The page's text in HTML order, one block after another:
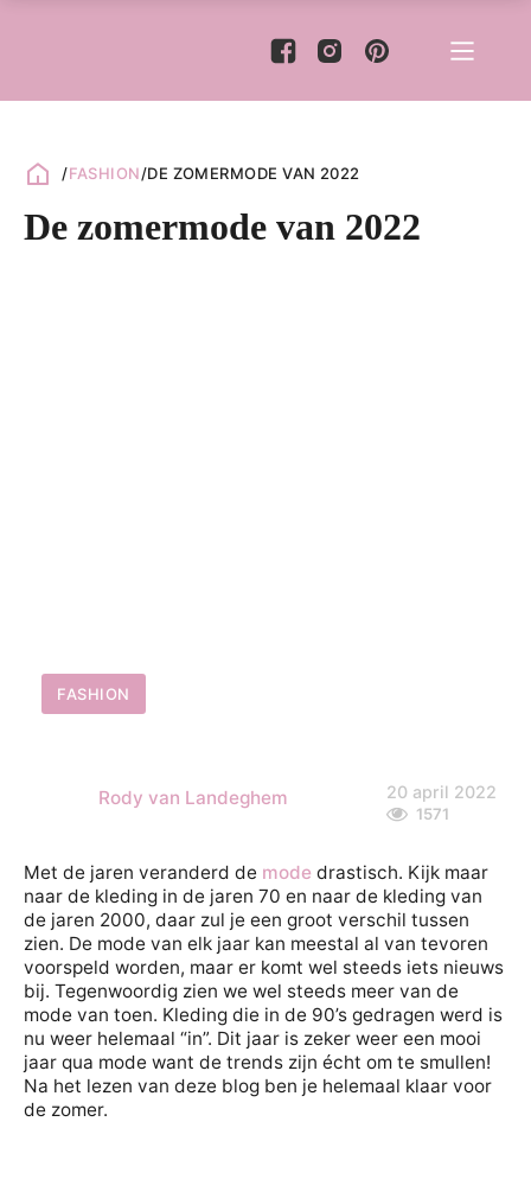
/FASHION/DE ZOMERMODE VAN 2022
De zomermode van 2022
FASHION
Rody van Landeghem 20 april 2022
1571
Met de jaren veranderd de mode drastisch. Kijk maar
naar de kleding in de jaren 70 en naar de kleding van
de jaren 2000, daar zul je een groot verschil tussen
zien. De mode van elk jaar kan meestal al van tevoren
voorspeld worden, maar er komt wel steeds iets nieuws
bij. Tegenwoordig zien we wel steeds meer van de
mode van toen. Kleding die in de 90’s gedragen werd is
nu weer helemaal “in”. Dit jaar is zeker weer een mooi
jaar qua mode want de trends zijn écht om te smullen!
Na het lezen van deze blog ben je helemaal klaar voor
de zomer.